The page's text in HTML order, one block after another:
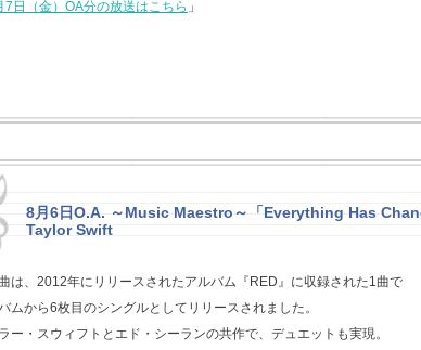
7日（金）OA分の放送はこちら 」
8月6日O.A. ～Music Maestro～「Everything Has
Taylor Swift
は、2012年にリリースされたアルバム『RED』に収録された1曲で
ムから6枚目のシングルとしてリリースされました。
ー・スウィフトとエド・シーランの共作で、デュエットも実現。